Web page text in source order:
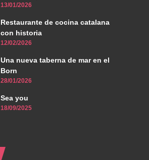
13/01/2026
Restaurante de cocina catalana
con historia
12/02/2026
Una nueva taberna de mar en el
Born
28/01/2026
Sea you
18/09/2025